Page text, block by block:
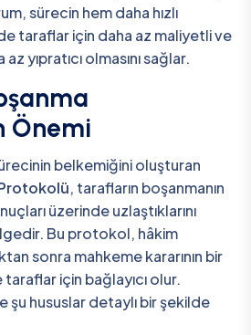
sürecin hem daha hızlı
taraflar için daha az maliyetli ve
yıpratıcı olmasını sağlar.
Önemi
belkemiğini oluşturan
, tarafların boşanmanın
üzerinde uzlaştıklarını
Bu protokol, hâkim
sonra mahkeme kararının bir
için bağlayıcı olur.
hususlar detaylı bir şekilde